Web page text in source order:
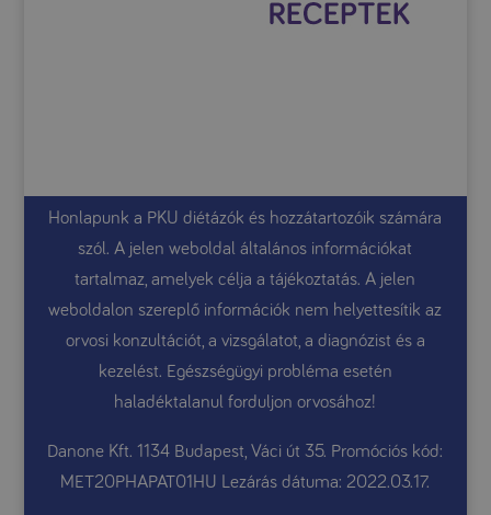
Honlapunk a PKU diétázók és hozzátartozóik számára
szól. A jelen weboldal általános információkat
tartalmaz, amelyek célja a tájékoztatás. A jelen
weboldalon szereplő információk nem helyettesítik az
orvosi konzultációt, a vizsgálatot, a diagnózist és a
kezelést. Egészségügyi probléma esetén
haladéktalanul forduljon orvosához!
Danone Kft. 1134 Budapest, Váci út 35. Promóciós kód:
MET20PHAPAT01HU Lezárás dátuma: 2022.03.17.